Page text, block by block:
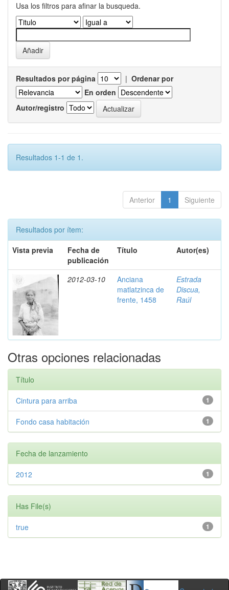
Usa los filtros para afinar la busqueda.
Resultados por página | Ordenar por
En orden
Autor/registro
Resultados 1-1 de 1.
Anterior 1 Siguiente
Resultados por ítem:
Vista previa
Fecha de
publicación
Título Autor(es)
2012-03-10
Anciana
matlatzinca de
frente, 1458
Estrada
Discua,
Raúl
Otras opciones relacionadas
Título
1
Cintura para arriba
1
Fondo casa habitación
Fecha de lanzamiento
1
2012
Has File(s)
1
true